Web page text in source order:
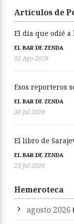
Artículos de
El día que odié
EL BAR DE ZENDA
02 Ago 2026
Esos reporteros
EL BAR DE ZENDA
30 Jul 2026
El libro de
EL BAR DE ZENDA
23 Jul 2026
Hemeroteca
agosto 2026